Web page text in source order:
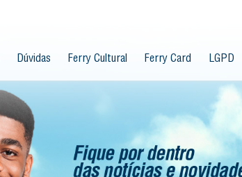
Dúvidas Ferry Cultural Ferry Card LGPD